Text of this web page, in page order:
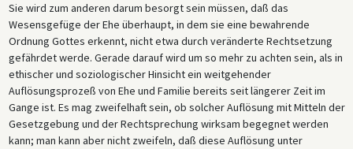
Sie wird zum anderen darum besorgt sein müssen, daß das
Wesensgefüge der Ehe überhaupt, in dem sie eine bewahrende
Ordnung Gottes erkennt, nicht etwa durch veränderte Rechtsetzung
gefährdet werde. Gerade darauf wird um so mehr zu achten sein, als in
ethischer und soziologischer Hinsicht ein weitgehender
Auflösungsprozeß von Ehe und Familie bereits seit längerer Zeit im
Gange ist. Es mag zweifelhaft sein, ob solcher Auflösung mit Mitteln der
Gesetzgebung und der Rechtsprechung wirksam begegnet werden
kann; man kann aber nicht zweifeln, daß diese Auflösung unter